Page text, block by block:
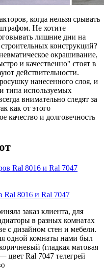
когда нельзя срывать
Не хотите
лишние дни на
конструкций?
окрашивание,
и качественно" стоят в
действительности.
нанесенного слоя, и
типа используемых
внимательно следят за
как от этого
качество и долговечность
Ral 8016 и Ral 7047
заказ клиента, для
в разных комнатах
с дизайном стен и мебели.
одной комнаты нами был
(гладкая матовая
цвет Ral 7047 телегрей